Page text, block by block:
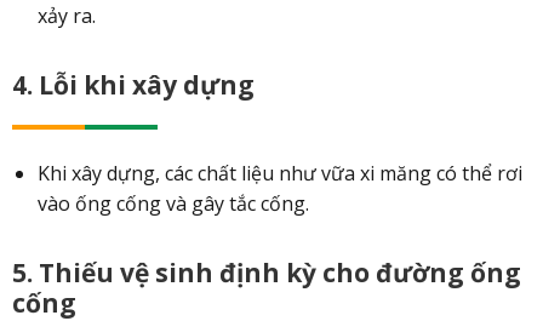
xảy ra.
4. Lỗi khi xây dựng
Khi xây dựng, các chất liệu như vữa xi măng có thể rơi
vào ống cống và gây tắc cống.
5. Thiếu vệ sinh định kỳ cho đường ống
cống